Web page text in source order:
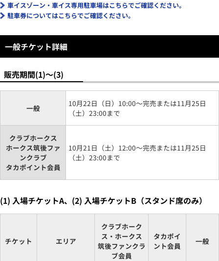
車イスゾーン・車イス専用駐車場はこちらでご確認ください。
駐車券についてはこちらでご確認ください。
一般チケット詳細
販売期間(1)～(3)
一般
10月22日（日）10:00～完売または11月25日
（土）23:00まで
クラブホークス
ホークス筑後ファ
ンクラブ
タカポイント会員
10月21日（土）12:00～完売または11月25日
（土）23:00まで
(1) 入場チケットA、(2) 入場チケットB（スタンド席のみ）
チケット エリア
クラブホーク
ス・ホークス
筑後ファンクラ
ブ会員
タカポイ
ント会員
一般